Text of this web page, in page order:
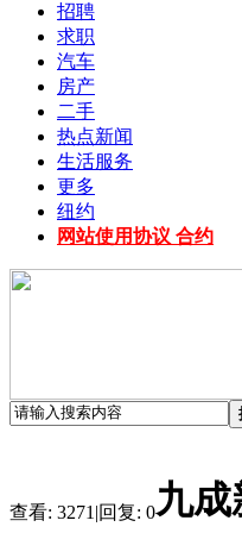
招聘
求职
汽车
房产
二手
热点新闻
生活服务
更多
纽约
网站使用协议 合约
查看: 3271 |回复: 0九成